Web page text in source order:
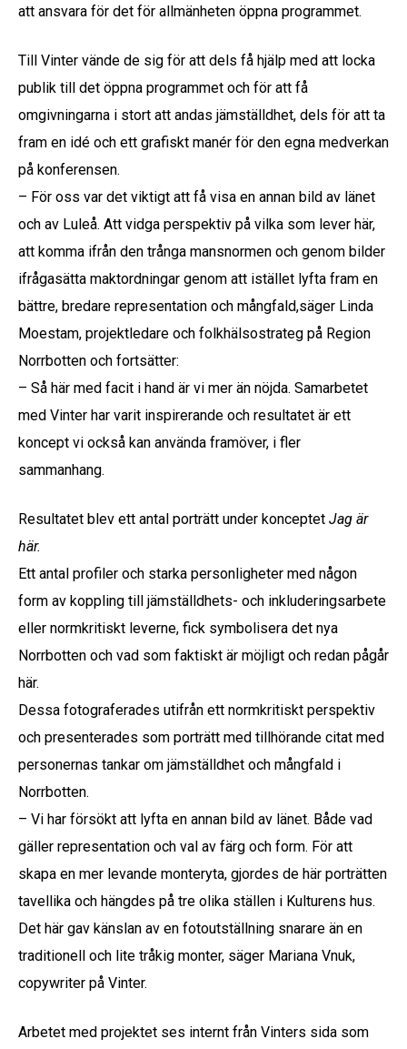
att ansvara för det för allmänheten öppna programmet.
Till Vinter vände de sig för att dels få hjälp med att locka
publik till det öppna programmet och för att få
omgivningarna i stort att andas jämställdhet, dels för att ta
fram en idé och ett grafiskt manér för den egna medverkan
på konferensen.
– För oss var det viktigt att få visa en annan bild av länet
och av Luleå. Att vidga perspektiv på vilka som lever här,
att komma ifrån den trånga mansnormen och genom bilder
ifrågasätta maktordningar genom att istället lyfta fram en
bättre, bredare representation och mångfald,säger Linda
Moestam, projektledare och folkhälsostrateg på Region
Norrbotten och fortsätter:
– Så här med facit i hand är vi mer än nöjda. Samarbetet
med Vinter har varit inspirerande och resultatet är ett
koncept vi också kan använda framöver, i fler
sammanhang.
Resultatet blev ett antal porträtt under konceptet Jag är
här.
Ett antal profiler och starka personligheter med någon
form av koppling till jämställdhets- och inkluderingsarbete
eller normkritiskt leverne, fick symbolisera det nya
Norrbotten och vad som faktiskt är möjligt och redan pågår
här.
Dessa fotograferades utifrån ett normkritiskt perspektiv
och presenterades som porträtt med tillhörande citat med
personernas tankar om jämställdhet och mångfald i
Norrbotten.
– Vi har försökt att lyfta en annan bild av länet. Både vad
gäller representation och val av färg och form. För att
skapa en mer levande monteryta, gjordes de här porträtten
tavellika och hängdes på tre olika ställen i Kulturens hus.
Det här gav känslan av en fotoutställning snarare än en
traditionell och lite tråkig monter, säger Mariana Vnuk,
copywriter på Vinter.
Arbetet med projektet ses internt från Vinters sida som